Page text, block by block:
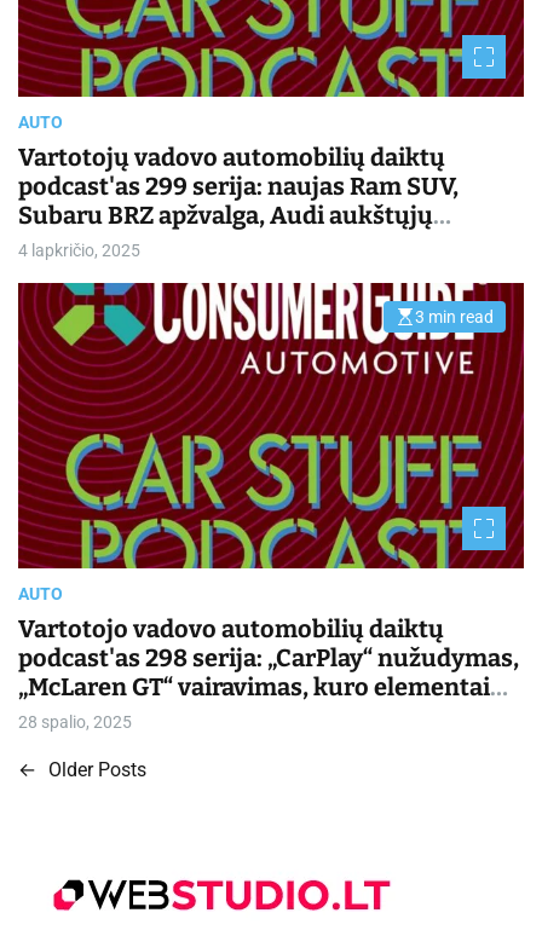
a
d
AUTO
Vartotojų vadovo automobilių daiktų
podcast'as 299 serija: naujas Ram SUV,
Subaru BRZ apžvalga, Audi aukštųjų
technologijų priekiniai žibintai | Kasdienis
4 lapkričio, 2025
E
s
t
i
m
a
t
e
d
a
d
3 min read
AUTO
Vartotojo vadovo automobilių daiktų
podcast'as 298 serija: „CarPlay“ nužudymas,
„McLaren GT“ vairavimas, kuro elementai
dideliems sunkvežimiams | Kasdienis
28 spalio, 2025
N
← Older Posts